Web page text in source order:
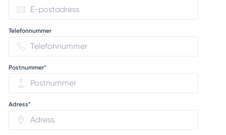
Telefonnummer
Postnummer*
Adress*